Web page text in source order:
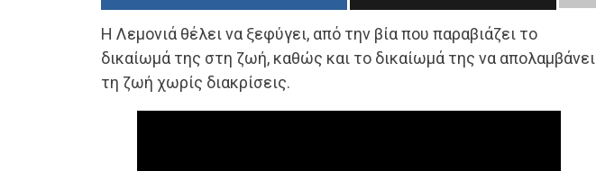
Η Λεμονιά θέλει να ξεφύγει, από την βία που παραβιάζει το
δικαίωμά της στη ζωή, καθώς και το δικαίωμά της να απολαμβάνει
τη ζωή χωρίς διακρίσεις.